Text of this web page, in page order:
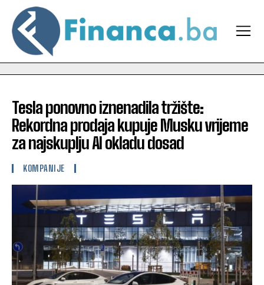
Tesla ponovno iznenadila tržište:
Rekordna prodaja kupuje Musku vrijeme
za najskuplju AI okladu dosad
KOMPANIJE